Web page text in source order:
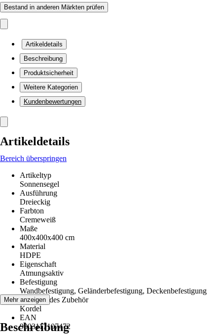
Bestand in anderen Märkten prüfen
Artikeldetails
Beschreibung
Produktsicherheit
Weitere Kategorien
Kundenbewertungen
Artikeldetails
Bereich überspringen
Artikeltyp
Sonnensegel
Ausführung
Dreieckig
Farbton
Cremeweiß
Maße
400x400x400 cm
Material
HDPE
Eigenschaft
Atmungsaktiv
Befestigung
Wandbefestigung, Geländerbefestigung, Deckenbefestigung
Beiliegendes Zubehör
Kordel
EAN
9003117107472
Mehr anzeigen
Beschreibung